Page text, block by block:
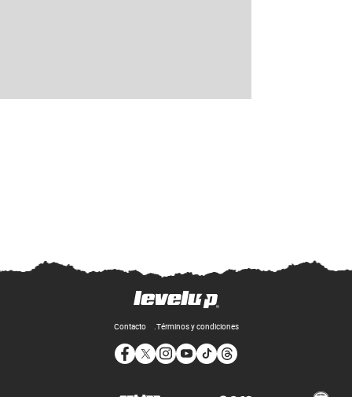
Contacto Términos y condiciones
Opens in new window
Opens in new window
Opens in new window
Opens in new window
Opens in new window
Opens in new window